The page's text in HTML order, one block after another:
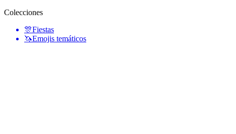
Colecciones
🎊Fiestas
🦄Emojis temáticos